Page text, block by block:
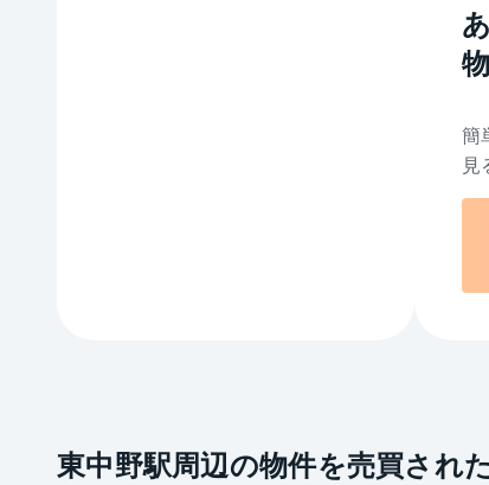
簡
見
東中野駅周辺の物件を売買され